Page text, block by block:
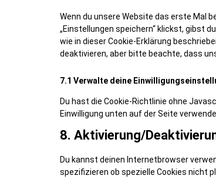
Wenn du unsere Website das erste Mal
„Einstellungen speichern“ klickst, gibst
wie in dieser Cookie-Erklärung
deaktivieren, aber bitte beachte, dass
7.1 Verwalte deine
Du hast die Cookie-Richtlinie ohne
Einwilligung unten auf der Seite
8. Aktivierung/
Du kannst deinen Internetbrowser
spezifizieren ob spezielle Cookies nicht